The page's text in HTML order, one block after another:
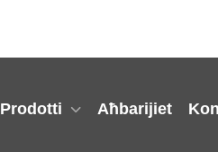
Prodotti Aħbarijiet